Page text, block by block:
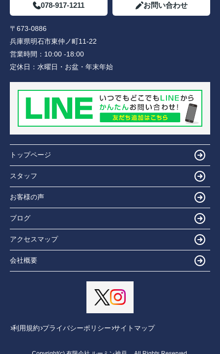
078-917-1211 お問い合わせ
〒673-0886
兵庫県明石市東仲ノ町11-22
営業時間： 10:00 -18:00
定休日： 水曜日・お盆・年末年始
トップページ
スタッフ
お客様の声
ブログ
アクセスマップ
会社概要
利用規約 プライバシーポリシー サイトマップ